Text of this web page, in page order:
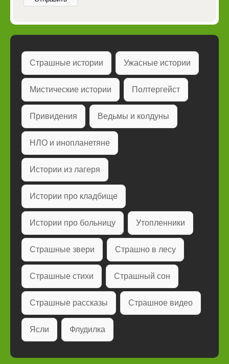
Страшные истории Ужасные истории
Мистические истории Полтергейст
Привидения Ведьмы и колдуны
НЛО и инопланетяне
Истории из лагеря
Истории про кладбище
Истории про больницу Утопленники
Страшные звери Страшно в лесу
Страшные стихи Страшный сон
Страшные рассказы Страшное видео
Ясли Флудилка